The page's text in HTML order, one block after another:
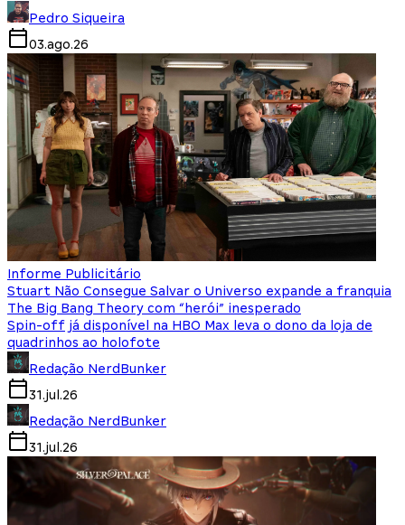
Pedro Siqueira
03.ago.26
Informe Publicitário
Stuart Não Consegue Salvar o Universo expande a franquia
The Big Bang Theory com “herói” inesperado
Spin-off já disponível na HBO Max leva o dono da loja de
quadrinhos ao holofote
Redação NerdBunker
31.jul.26
Redação NerdBunker
31.jul.26